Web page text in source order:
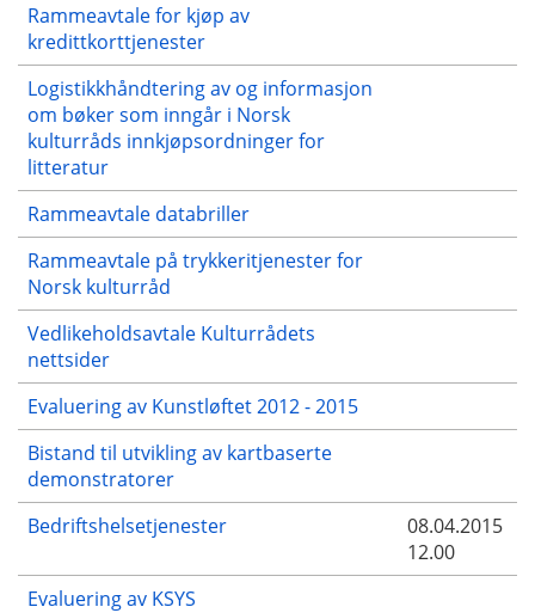
Rammeavtale for kjøp av
kredittkorttjenester
Logistikkhåndtering av og informasjon
om bøker som inngår i Norsk
kulturråds innkjøpsordninger for
litteratur
Rammeavtale databriller
Rammeavtale på trykkeritjenester for
Norsk kulturråd
Vedlikeholdsavtale Kulturrådets
nettsider
Evaluering av Kunstløftet 2012 - 2015
Bistand til utvikling av kartbaserte
demonstratorer
Bedriftshelsetjenester
08.04.2015
12.00
Evaluering av KSYS